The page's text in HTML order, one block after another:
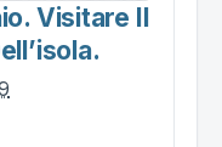
Visitare Il